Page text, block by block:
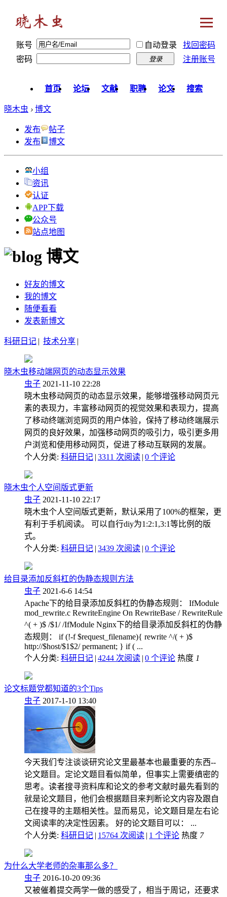
账号 自动登录
找回密码
密码
登录 注册账号
首页 论坛 文献 职聘 论文 搜索
晓木虫 › 博文
发布
帖子
发布
博文
小组
资讯
认证
APP下载
公众号
站点地图
博文
好友的博文
我的博文
随便看看
发表新博文
科研日记 | 技术分享 |
晓木虫移动端网页的动态显示效果
虫子 2021-11-10 22:28
晓木虫移动网页的动态显示效果，能够增强移动网页元
素的表现力，丰富移动网页的视觉效果和表现力，提高
了移动终端浏览网页的用户体验，保持了移动终端展示
网页的良好效果，加强移动网页的吸引力，吸引更多用
户浏览和使用移动网页，促进了移动互联网的发展。
个人分类: 科研日记 | 3311 次阅读 | 0 个评论
晓木虫个人空间版式更新
虫子 2021-11-10 22:17
晓木虫个人空间版式更新，默认采用了100%的框架，更
有利于手机阅读。 可以自行diy为1:2:1,3:1等比例的版
式。
个人分类: 科研日记 | 3439 次阅读 | 0 个评论
给目录添加反斜杠的伪静态规则方法
虫子 2021-6-6 14:54
Apache下的给目录添加反斜杠的伪静态规则： IfModule
mod_rewrite.c RewriteEngine On RewriteBase / RewriteRule
^( + )$ /$1/ /IfModule Nginx下的给目录添加反斜杠的伪静
态规则： if (!-f $request_filename){ rewrite ^/( + )$
http://$host/$1$2/ permanent; } if ( ...
个人分类: 科研日记 | 4244 次阅读 | 0 个评论 热度 1
论文标题党都知道的3个Tips
虫子 2017-1-10 13:40
今天我们专注谈谈研究论文里最基本也最重要的东西--
论文题目。定论文题目看似简单，但事实上需要缜密的
思考。读者搜寻资料库和论文的参考文献时最先看到的
就是论文题目，他们会根据题目来判断论文内容及跟自
己在搜寻的主题相关性。显而易见，论文题目是左右论
文阅读率的决定性因素。 好的论文题目可以： ...
个人分类: 科研日记 | 15764 次阅读 | 1 个评论 热度 7
为什么大学老师的杂事那么多？
虫子 2016-10-20 09:36
又被催着提交两学一做的感受了，相当于周记，还要求